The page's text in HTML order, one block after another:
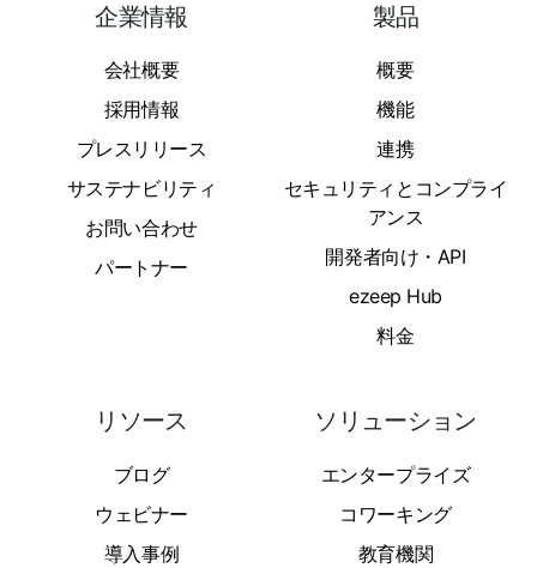
企業情報
会社概要
採用情報
プレスリリース
サステナビリティ
お問い合わせ
パートナー
製品
概要
機能
連携
セキュリティとコンプライ
アンス
開発者向け・API
ezeep Hub
料金
リソース
ブログ
ウェビナー
導入事例
ソリューション
エンタープライズ
コワーキング
教育機関